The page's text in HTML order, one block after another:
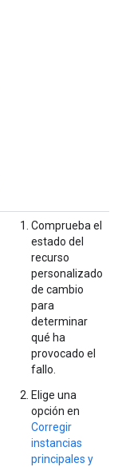
Comprueba el
estado del
recurso
personalizado
de cambio
para
determinar
qué ha
provocado el
fallo.
Elige una
opción en
Corregir
instancias
principales y